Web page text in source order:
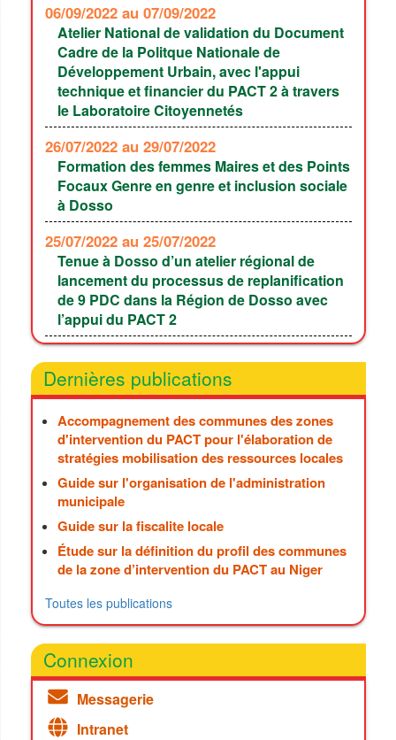
06/09/2022 au 07/09/2022
Atelier National de validation du Document
Cadre de la Politque Nationale de
Développement Urbain, avec l'appui
technique et financier du PACT 2 à travers
le Laboratoire Citoyennetés
26/07/2022 au 29/07/2022
Formation des femmes Maires et des Points
Focaux Genre en genre et inclusion sociale
à Dosso
25/07/2022 au 25/07/2022
Tenue à Dosso d’un atelier régional de
lancement du processus de replanification
de 9 PDC dans la Région de Dosso avec
l’appui du PACT 2
Dernières publications
Accompagnement des communes des zones
d'intervention du PACT pour l'élaboration de
stratégies mobilisation des ressources locales
Guide sur l'organisation de l'administration
municipale
Guide sur la fiscalite locale
Étude sur la définition du profil des communes
de la zone d’intervention du PACT au Niger
Toutes les publications
Connexion
Messagerie
Intranet